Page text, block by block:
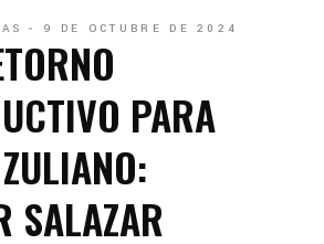
9 DE OCTUBRE DE 2024
PARA
SALAZAR